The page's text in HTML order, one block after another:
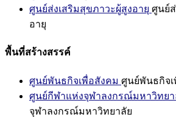
ศูนย์ส่งเสริมสุขภาวะผู้สูงอายุ ศูนย์
อายุ
พื้นที่สร้างสรรค์
ศูนย์พันธกิจเพื่อสังคม ศูนย์พันธกิจ
ศูนย์กีฬาแห่งจุฬาลงกรณ์มหาวิทยา
จุฬาลงกรณ์มหาวิทยาลัย